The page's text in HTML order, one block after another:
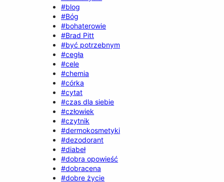
#blog
#Bóg
#bohaterowie
#Brad Pitt
#być potrzebnym
#cegła
#cele
#chemia
#córka
#cytat
#czas dla siebie
#człowiek
#czytnik
#dermokosmetyki
#dezodorant
#diabeł
#dobra opowieść
#dobracena
#dobre życie